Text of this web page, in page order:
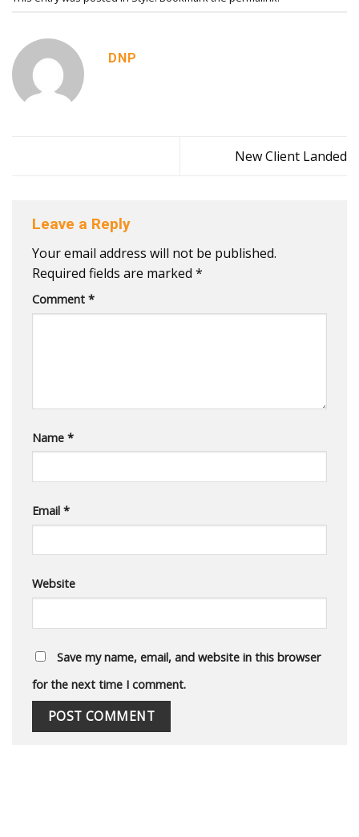
DNP
New Client Landed
Leave a Reply
Your email address will not be published.
Required fields are marked *
Comment *
Name *
Email *
Website
Save my name, email, and website in this browser
for the next time I comment.